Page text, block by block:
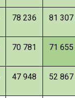
78 236 81 307
70 781 71 655
47 948 52 867